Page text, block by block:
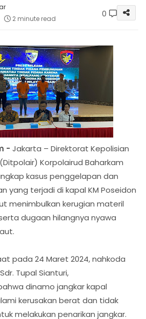
2 minute read 0
- Jakarta – Direktorat Kepolisian
Korpolairud Baharkam
kasus penggelapan dan
yang terjadi di kapal KM Poseidon
menimbulkan kerugian materil
dugaan hilangnya nyawa
pada 24 Maret 2024, nahkoda
Tupal Sianturi,
dinamo jangkar kapal
kerusakan berat dan tidak
melakukan penarikan jangkar.